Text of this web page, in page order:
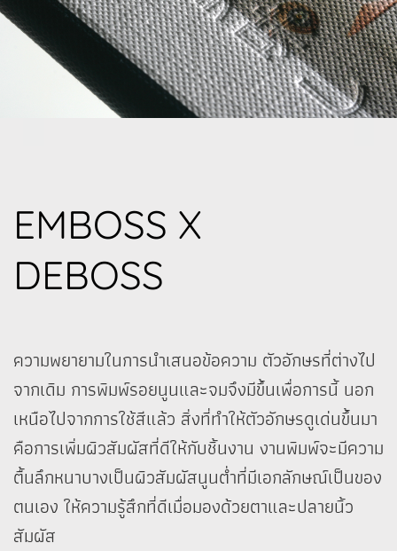
EMBOSS X
DEBOSS
ความพยายามในการนำเสนอข้อความ ตัวอักษรที่ต่างไป
จากเดิม การพิมพ์รอยนูนและจมจึงมีขึ้นเพื่อการนี้ นอก
เหนือไปจากการใช้สีแล้ว สิ่งที่ทำให้ตัวอักษรดูเด่นขึ้นมา
คือการเพิ่มผิวสัมผัสที่ดีให้กับชิ้นงาน งานพิมพ์จะมีความ
ตื้นลึกหนาบางเป็นผิวสัมผัสนูนต่ำที่มีเอกลักษณ์เป็นของ
ตนเอง ให้ความรู้สึกที่ดีเมื่อมองด้วยตาและปลายนิ้ว
สัมผัส